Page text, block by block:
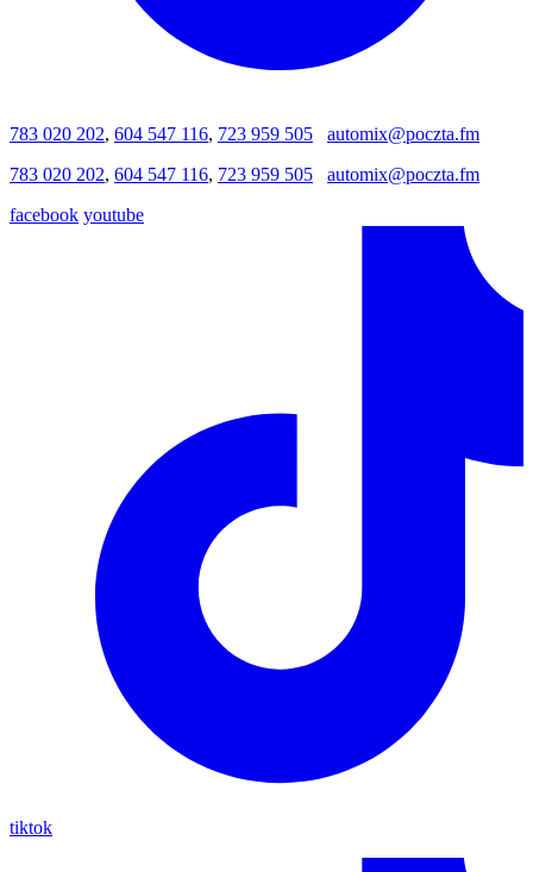
783 020 202, 604 547 116, 723 959 505
automix@poczta.fm
783 020 202, 604 547 116, 723 959 505
automix@poczta.fm
facebook youtube
tiktok